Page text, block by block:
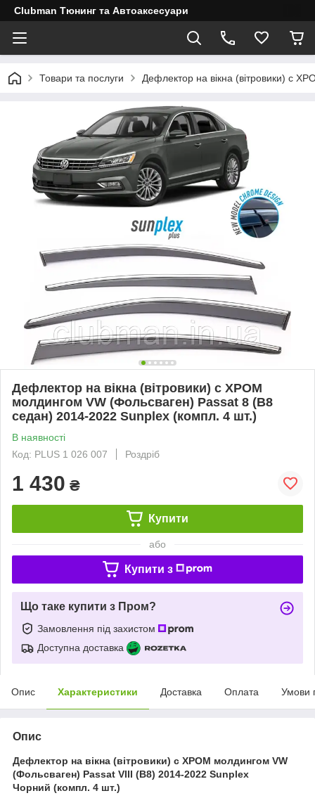
Clubman Тюнинг та Автоаксесуари
Товари та послуги Дефлектор на вікна (вітровики) с
Дефлектор на вікна (вітровики) с ХРОМ
молдингом VW (Фольсваген) Passat 8 (B8
седан) 2014-2022 Sunplex (компл. 4 шт.)
В наявності
Код: PLUS 1 026 007
Роздріб
1 430 ₴
Купити
або
Купити з
Що таке купити з Пром?
Замовлення під захистом
Доступна доставка
Опис Характеристики Доставка Оплата Умови
Опис
Дефлектор на вікна (вітровики) с ХРОМ молдингом VW
(Фольсваген) Passat VIII (B8) 2014-2022 Sunplex
Чорний (компл. 4 шт.)